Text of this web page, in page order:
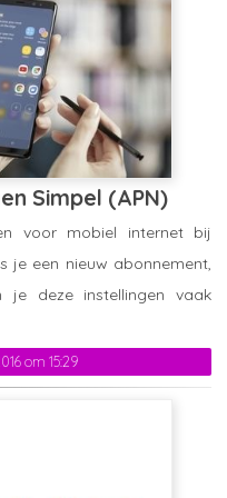
Simpel (APN)
om 15:29
voor mobiel internet bij
je een nieuw abonnement,
deze instellingen vaak